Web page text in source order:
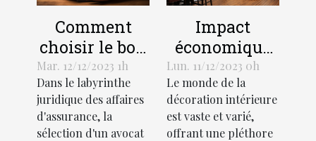
Comment
choisir le bon
avocat pour
votre affaire
d'assurance
Mar. 12/12/2023 1h
Dans le labyrinthe
juridique des affaires
d'assurance, la
sélection d'un avocat
Impact
économique
de l'industrie
des stores
décoratifs
Lun. 11/12/2023 0h
Le monde de la
décoration intérieure
est vaste et varié,
offrant une pléthore